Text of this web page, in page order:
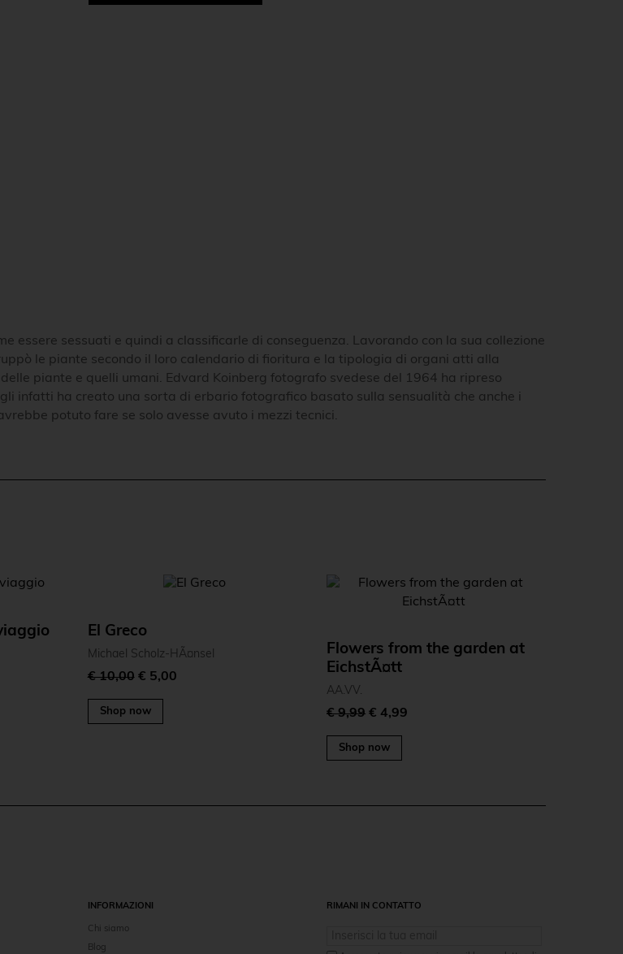
essere sessuati e quindi a classificarle di conseguenza. Lavorando con la sua collezione
le piante secondo il loro calendario di fioritura e la tipologia di organi atti alla
piante e quelli umani. Edvard Koinberg fotografo svedese del 1964 ha ripreso
infatti ha creato una sorta di erbario fotografico basato sulla sensualità che anche i
potuto fare se solo avesse avuto i mezzi tecnici.
El Greco
Michael Scholz-HÃ¤nsel
€ 10,00€ 5,00
Shop now
Flowers from the garden at
EichstÃ¤tt
AA.VV.
€ 9,99 € 4,99
Shop now
INFORMAZIONI
Chi siamo
Blog
RIMANI IN CONTATTO